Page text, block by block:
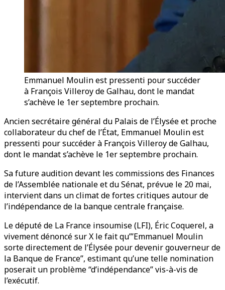
Emmanuel Moulin est pressenti pour succéder
à François Villeroy de Galhau, dont le mandat
s’achève le 1er septembre prochain.
Ancien secrétaire général du Palais de l’Élysée et proche
collaborateur du chef de l’État, Emmanuel Moulin est
pressenti pour succéder à François Villeroy de Galhau,
dont le mandat s’achève le 1er septembre prochain.
Sa future audition devant les commissions des Finances
de l’Assemblée nationale et du Sénat, prévue le 20 mai,
intervient dans un climat de fortes critiques autour de
l’indépendance de la banque centrale française.
Le député de La France insoumise (LFI), Éric Coquerel, a
vivement dénoncé sur X le fait qu’”Emmanuel Moulin
sorte directement de l’Élysée pour devenir gouverneur de
la Banque de France”, estimant qu’une telle nomination
poserait un problème “d’indépendance” vis-à-vis de
l’exécutif.